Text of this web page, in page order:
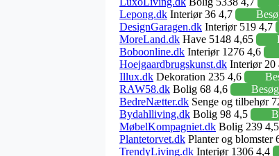
Lepong.dk Interiør 36 4,7
DesignGaragen.dk Interiør 519 4,7
MoreLand.dk Have 5148 4,65
Boboonline.dk Interiør 1276 4,6
Hoejgaardbrugskunst.dk Interiør 20
Illux.dk Dekoration 235 4,6
RAW58.dk Bolig 68 4,6
Besøg
BedreNætter.dk Senge og tilbehør
Bydahlliving.dk Bolig 98 4,5
MøbelKompagniet.dk Bolig 239 4,5
Plantetorvet.dk Planter og blomster
TrendyLiving.dk Interiør 1306 4,4